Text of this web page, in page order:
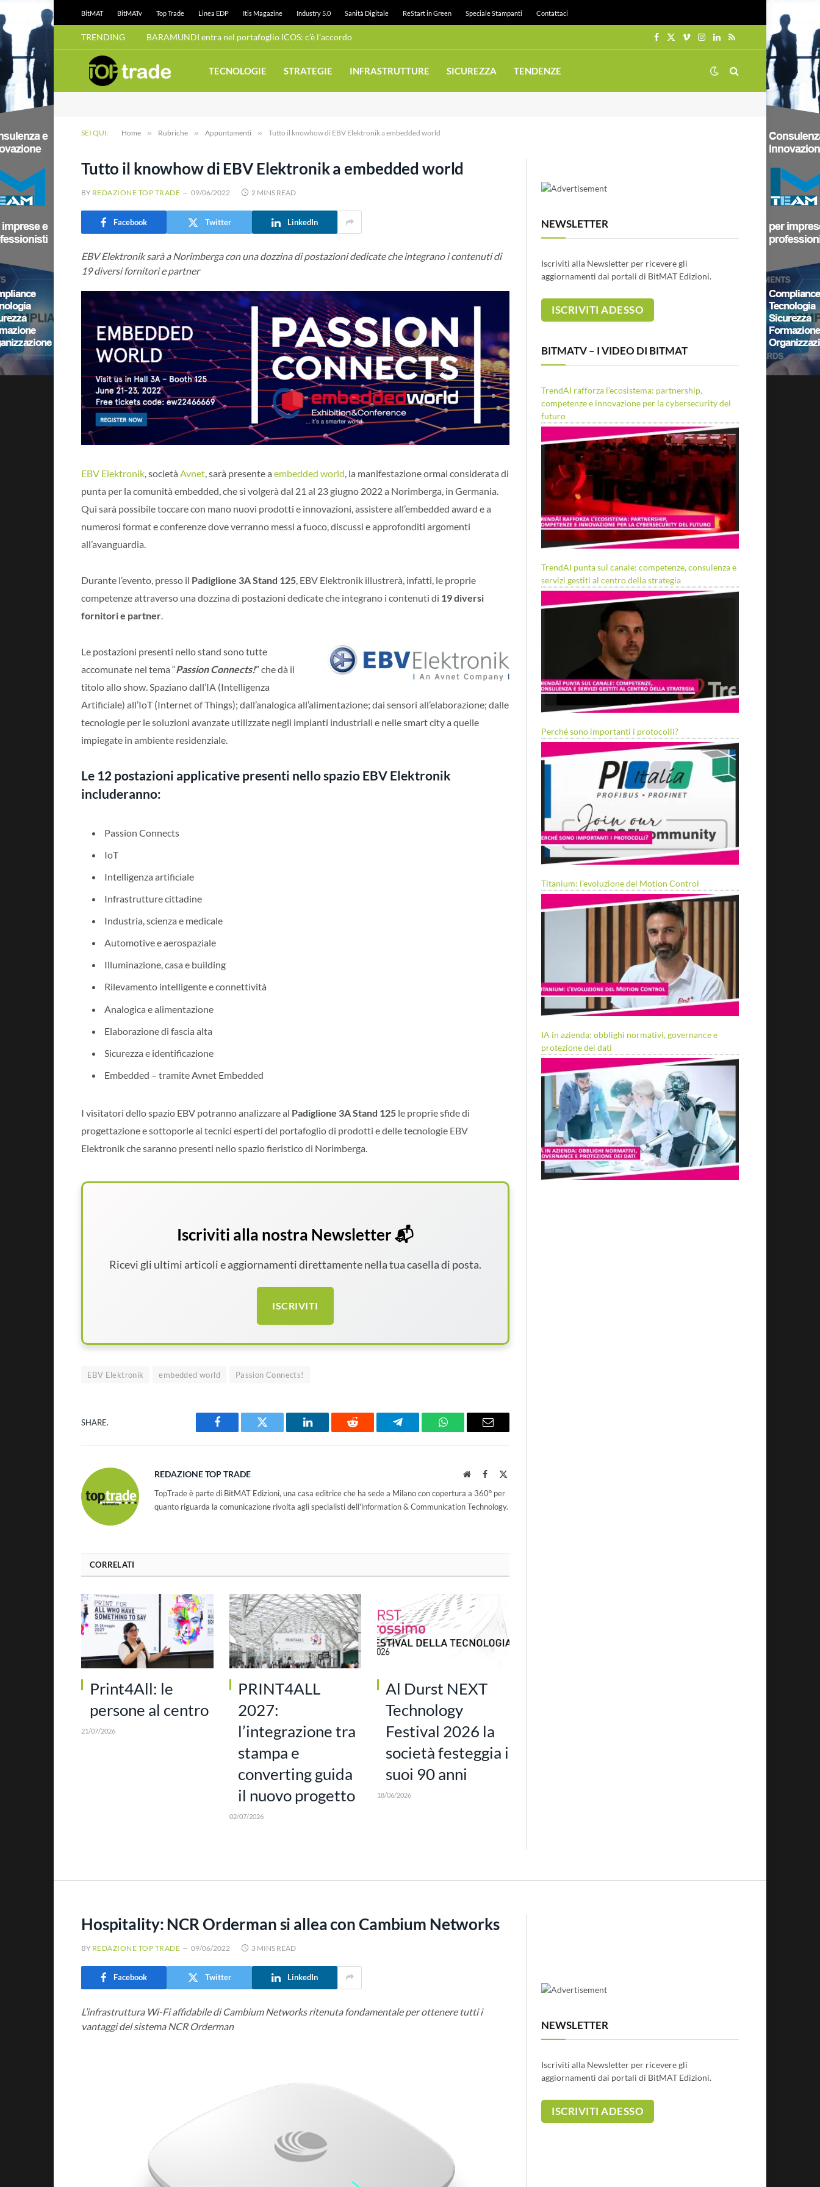
BitMAT BitMATv Top Trade Linea EDP Itis Magazine Industry 5.0 Sanità Digitale ReStart in Green Speciale Stampanti Contattaci
TRENDING BARAMUNDI entra nel portafoglio ICOS: c’è l’accordo
Facebook
X
VimeoInstagram
LinkedIn
RSS
TECNOLOGIE STRATEGIE INFRASTRUTTURE SICUREZZA TENDENZE
SEI QUI: Home » Rubriche » Appuntamenti » Tutto il knowhow di EBV Elektronik a embedded world
Tutto il knowhow di EBV Elektronik a embedded world
BY REDAZIONE TOP TRADE 09/06/2022 2 MINS READ
Facebook Twitter LinkedIn
EBV Elektronik sarà a Norimberga con una dozzina di postazioni dedicate che integrano i contenuti di
19 diversi fornitori e partner
EBV Elektronik, società Avnet, sarà presente a embedded world, la manifestazione ormai considerata di
punta per la comunità embedded, che si volgerà dal 21 al 23 giugno 2022 a Norimberga, in Germania.
Qui sarà possibile toccare con mano nuovi prodotti e innovazioni, assistere all’embedded award e a
numerosi format e conferenze dove verranno messi a fuoco, discussi e approfonditi argomenti
all’avanguardia.
Durante l’evento, presso il Padiglione 3A Stand 125, EBV Elektronik illustrerà, infatti, le proprie
competenze attraverso una dozzina di postazioni dedicate che integrano i contenuti di 19 diversi
fornitori e partner.
Le postazioni presenti nello stand sono tutte
accomunate nel tema “Passion Connects!” che dà il
titolo allo show. Spaziano dall’IA (Intelligenza
Artificiale) all’IoT (Internet of Things); dall’analogica all’alimentazione; dai sensori all’elaborazione; dalle
tecnologie per le soluzioni avanzate utilizzate negli impianti industriali e nelle smart city a quelle
impiegate in ambiente residenziale.
Le 12 postazioni applicative presenti nello spazio EBV Elektronik
includeranno:
Passion Connects
IoT
Intelligenza artificiale
Infrastrutture cittadine
Industria, scienza e medicale
Automotive e aerospaziale
Illuminazione, casa e building
Rilevamento intelligente e connettività
Analogica e alimentazione
Elaborazione di fascia alta
Sicurezza e identificazione
Embedded – tramite Avnet Embedded
I visitatori dello spazio EBV potranno analizzare al Padiglione 3A Stand 125 le proprie sfide di
progettazione e sottoporle ai tecnici esperti del portafoglio di prodotti e delle tecnologie EBV
Elektronik che saranno presenti nello spazio fieristico di Norimberga.
Iscriviti alla nostra Newsletter 📬
Ricevi gli ultimi articoli e aggiornamenti direttamente nella tua casella di posta.
ISCRIVITI
EBV Elektronik embedded world Passion Connects!
SHARE.
Facebook Twitter LinkedIn Reddit Telegram WhatsAppEmail
REDAZIONE TOP TRADE WebsiteFacebook
TopTrade è parte di BitMAT Edizioni, una casa editrice che ha sede a Milano con copertura a 360° per
quanto riguarda la comunicazione rivolta agli specialisti dell'lnformation & Communication Technology.
CORRELATI
Print4All: le
persone al centro
21/07/2026
PRINT4ALL
2027:
l’integrazione tra
stampa e
converting guida
il nuovo progetto
02/07/2026
Al Durst NEXT
Technology
Festival 2026 la
società festeggia i
suoi 90 anni
18/06/2026
NEWSLETTER
Iscriviti alla Newsletter per ricevere gli
aggiornamenti dai portali di BitMAT Edizioni.
BITMATV – I VIDEO DI BITMAT
TrendAI rafforza l’ecosistema: partnership,
competenze e innovazione per la cybersecurity del
futuro
TrendAI punta sul canale: competenze, consulenza e
servizi gestiti al centro della strategia
Perché sono importanti i protocolli?
Titanium: l’evoluzione del Motion Control
IA in azienda: obblighi normativi, governance e
protezione dei dati
Hospitality: NCR Orderman si allea con Cambium Networks
BY REDAZIONE TOP TRADE 09/06/2022 3 MINS READ
Facebook Twitter LinkedIn
L’infrastruttura Wi-Fi affidabile di Cambium Networks ritenuta fondamentale per ottenere tutti i
vantaggi del sistema NCR Orderman
NEWSLETTER
Iscriviti alla Newsletter per ricevere gli
aggiornamenti dai portali di BitMAT Edizioni.